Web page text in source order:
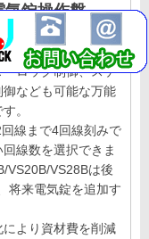
気錠操作盤
して制御すること
、複数回線の一括制
ロック制御、スケ
御なども可能な万能
。
線まで4回線刻みで
線数を選択できま
VS20B/VS28Bは後
将来電気錠を追加す
より資材費を削減